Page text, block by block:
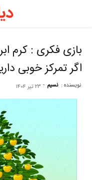
بازی فکری : کرم
اگر تمرکز خوبی دارید، در
نویسنده : نسیم - ۲۳ تیر ۱۴۰۴